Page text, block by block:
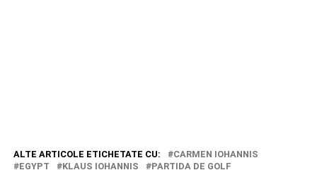
ALTE ARTICOLE ETICHETATE CU:
CARMEN IOHANNIS
EGYPT
KLAUS IOHANNIS
PARTIDA DE GOLF